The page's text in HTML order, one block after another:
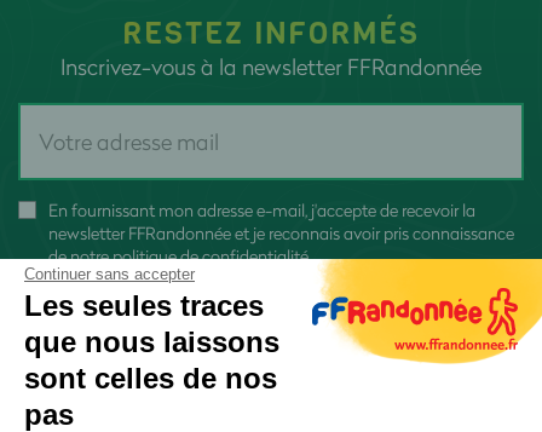
RESTEZ INFORMÉS
Inscrivez-vous à la newsletter FFRandonnée
En fournissant mon adresse e-mail, j'accepte de recevoir la
newsletter FFRandonnée et je reconnais avoir pris connaissance
denotre politique de confidentialité
Continuer sans accepter
Les seules traces
que nous laissons
sont celles de nos
pas